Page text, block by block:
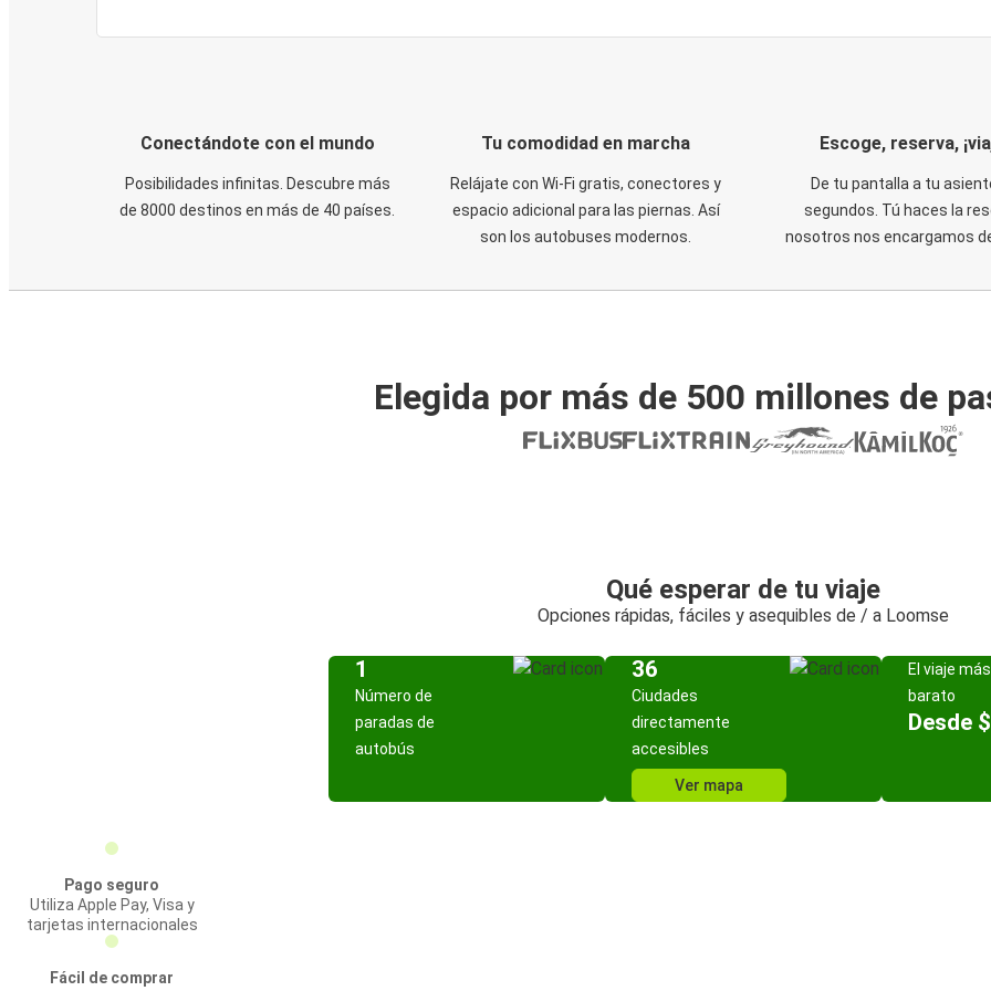
Conectándote con el mundo
Posibilidades infinitas. Descubre más
de 8000 destinos en más de 40 países.
Tu comodidad en marcha
Relájate con Wi-Fi gratis, conectores y
espacio adicional para las piernas. Así
son los autobuses modernos.
Escoge, reserva,
De tu pantalla a tu
segundos. Tú haces la
nosotros nos encargamos
Elegida por más de 500 millones de
Qué esperar de tu viaje
Opciones rápidas, fáciles y asequibles de / a Loomse
1
Número de
paradas de
autobús
36
Ciudades
directamente
accesibles
Ver mapa
El viaje más
barato
Desde
Pago seguro
Utiliza Apple Pay, Visa y
tarjetas internacionales
Fácil de comprar